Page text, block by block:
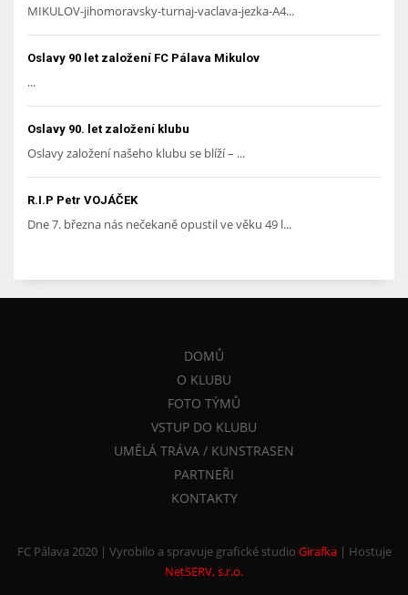
MIKULOV-jihomoravsky-turnaj-vaclava-jezka-A4...
Oslavy 90 let založení FC Pálava Mikulov
...
Oslavy 90. let založení klubu
Oslavy založení našeho klubu se blíží – ...
R.I.P Petr VOJÁČEK
Dne 7. března nás nečekaně opustil ve věku 49 l...
DOMŮ
O KLUBU
FOTO TÝMŮ
VSTUP DO KLUBU
UMĚLÁ TRÁVA / KUNSTRASEN
PARTNEŘI
KONTAKTY
FC Pálava 2020 | Vyrobilo a spravuje grafické studio Girafka| Hostuje
NetSERV, s.r.o.